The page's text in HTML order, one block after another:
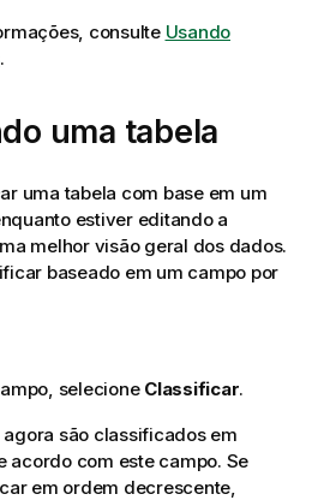
consulte Usando
.
uma tabela
uma tabela com base em um
estiver editando a
melhor visão geral dos dados.
baseado em um campo por
selecione Classificar.
são classificados em
acordo com este campo. Se
em ordem decrescente,